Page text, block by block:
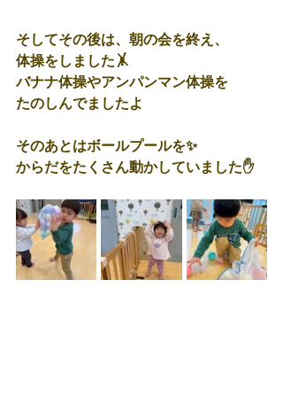
そしてその後は、朝の会を終え、
体操をしました🤸
バナナ体操やアンパンマン体操を
たのしんでましたよ
そのあとはボールプールを✨
からだをたくさん動かしていました✋